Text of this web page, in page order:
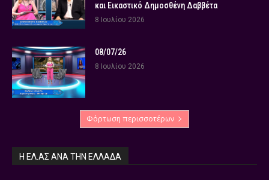
και Εικαστικό Δημοσθένη Δαββέτα
8 Ιουλίου 2026
08/07/26
8 Ιουλίου 2026
Φόρτωση περισσοτέρων
Η ΕΛ.ΑΣ ΑΝΆ ΤΗΝ ΕΛΛΆΔΑ